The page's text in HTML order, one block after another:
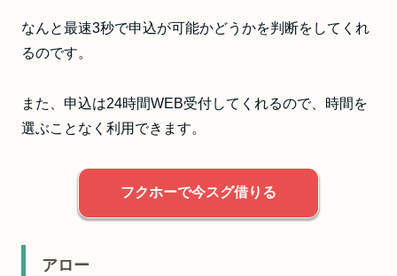
なんと最速3秒で申込が可能かどうかを判断をしてくれ
るのです。
また、申込は24時間WEB受付してくれるので、時間を
選ぶことなく利用できます。
フクホーで今スグ借りる
アロー